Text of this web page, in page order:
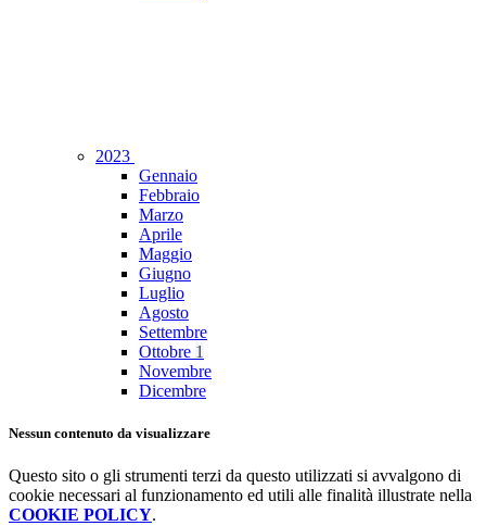
2023
Gennaio
Febbraio
Marzo
Aprile
Maggio
Giugno
Luglio
Agosto
Settembre
Ottobre 1
Novembre
Dicembre
Nessun contenuto da visualizzare
Questo sito o gli strumenti terzi da questo utilizzati si avvalgono di
cookie necessari al funzionamento ed utili alle finalità illustrate nella
COOKIE POLICY.